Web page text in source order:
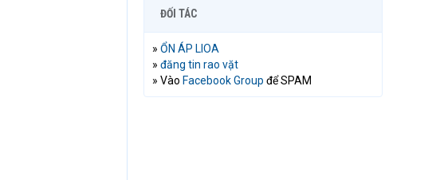
ĐỐI TÁC
» ỔN ÁP LIOA
» đăng tin rao vặt
» Vào Facebook Group để SPAM